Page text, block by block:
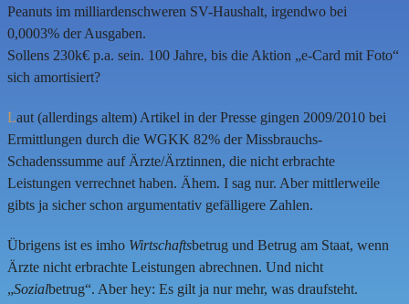
Peanuts im milliardenschweren SV-Haushalt, irgendwo bei
0,0003% der Ausgaben.
Sollens 230k€ p.a. sein. 100 Jahre, bis die Aktion „e-Card mit Foto“
sich amortisiert?
Laut (allerdings altem) Artikel in der Presse gingen 2009/2010 bei
Ermittlungen durch die WGKK 82% der Missbrauchs-
Schadenssumme auf Ärzte/Ärztinnen, die nicht erbrachte
Leistungen verrechnet haben. Ähem. I sag nur. Aber mittlerweile
gibts ja sicher schon argumentativ gefälligere Zahlen.
Übrigens ist es imho Wirtschaftsbetrug und Betrug am Staat, wenn
Ärzte nicht erbrachte Leistungen abrechnen. Und nicht
„Sozialbetrug“. Aber hey: Es gilt ja nur mehr, was draufsteht.